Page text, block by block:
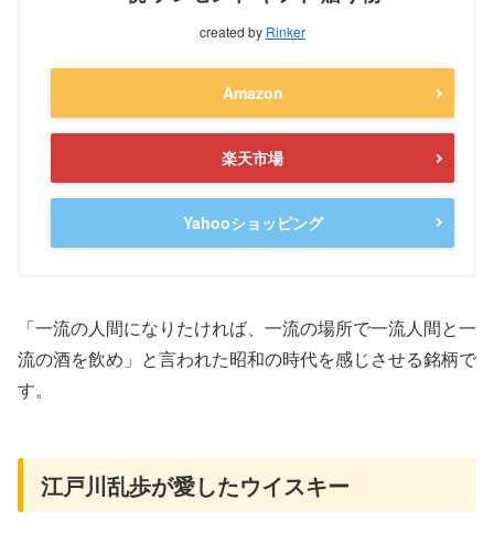
created by Rinker
Amazon
楽天市場
Yahooショッピング
「一流の人間になりたければ、一流の場所で一流人間と一
流の酒を飲め」と言われた昭和の時代を感じさせる銘柄で
す。
江戸川乱歩が愛したウイスキー